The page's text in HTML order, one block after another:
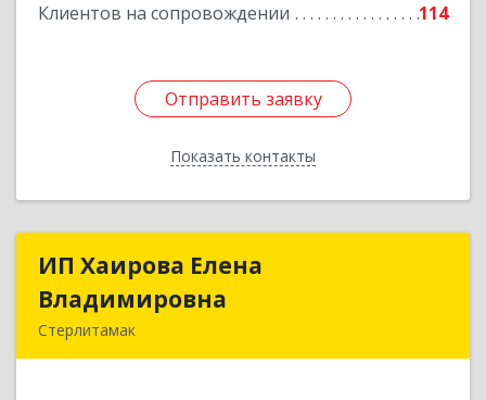
Клиентов на сопровождении 114
Отправить заявку
Показать контакты
Отправить заявку
Назад
ИП Хаирова Елена
Владимировна
Стерлитамак
ИП Хаирова Елена